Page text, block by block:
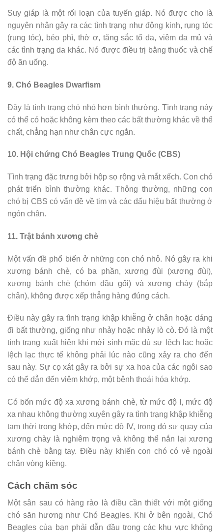
Suy giáp là một rối loạn của tuyến giáp. Nó được cho là
nguyên nhân gây ra các tình trạng như động kinh, rụng tóc
(rụng tóc), béo phì, thờ ơ, tăng sắc tố da, viêm da mủ và
các tình trạng da khác. Nó được điều trị bằng thuốc và chế
độ ăn uống.
9. Chó Beagles Dwarfism
Đây là tình trạng chó nhỏ hơn bình thường. Tình trạng này
có thể có hoặc không kèm theo các bất thường khác về thể
chất, chẳng hạn như chân cực ngắn.
10. Hội chứng Chó Beagles Trung Quốc (CBS)
Tình trạng đặc trưng bởi hộp sọ rộng và mắt xếch. Con chó
phát triển bình thường khác. Thông thường, những con
chó bị CBS có vấn đề về tim và các dấu hiệu bất thường ở
ngón chân.
11. Trật bánh xương chè
Một vấn đề phổ biến ở những con chó nhỏ. Nó gây ra khi
xương bánh chè, có ba phần, xương đùi (xương đùi),
xương bánh chè (chỏm đầu gối) và xương chày (bắp
chân), không được xếp thẳng hàng đúng cách.
Điều này gây ra tình trạng khập khiễng ở chân hoặc dáng
đi bất thường, giống như nhảy hoặc nhảy lò cò. Đó là một
tình trạng xuất hiện khi mới sinh mặc dù sự lệch lạc hoặc
lệch lạc thực tế không phải lúc nào cũng xảy ra cho đến
sau này. Sự cọ xát gây ra bởi sự xa hoa của các ngôi sao
có thể dẫn đến viêm khớp, một bệnh thoái hóa khớp.
Có bốn mức độ xa xương bánh chè, từ mức độ I, mức độ
xa nhau không thường xuyên gây ra tình trạng khập khiễng
tạm thời trong khớp, đến mức độ IV, trong đó sự quay của
xương chày là nghiêm trọng và không thể nắn lại xương
bánh chè bằng tay. Điều này khiến con chó có vẻ ngoài
chân vòng kiềng.
Cách chăm sóc
Một sân sau có hàng rào là điều cần thiết với một giống
chó săn hương như Chó Beagles. Khi ở bên ngoài, Chó
Beagles của bạn phải dẫn đầu trong các khu vực không